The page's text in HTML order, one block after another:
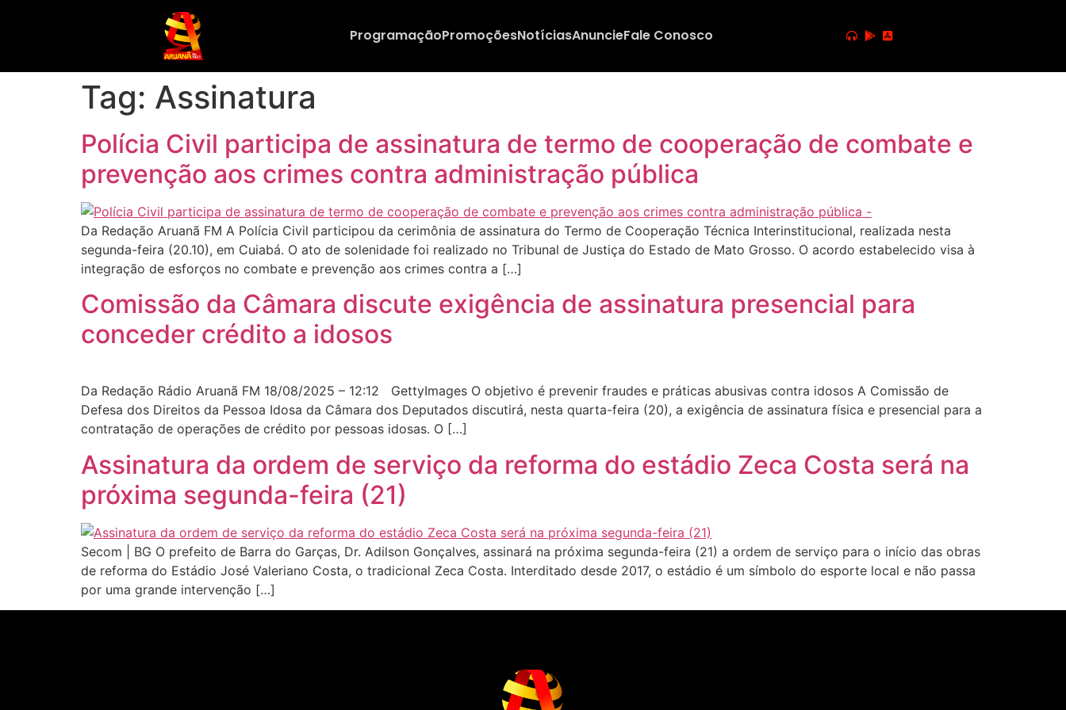
ProgramaçãoPromoçõesNotíciasAnuncieFale Conosco
Tag: Assinatura
Polícia Civil participa de assinatura de termo de cooperação de combate e
prevenção aos crimes contra administração pública
Da Redação Aruanã FM A Polícia Civil participou da cerimônia de assinatura do Termo de Cooperação Técnica Interinstitucional, realizada nesta
segunda-feira (20.10), em Cuiabá. O ato de solenidade foi realizado no Tribunal de Justiça do Estado de Mato Grosso. O acordo estabelecido visa à
integração de esforços no combate e prevenção aos crimes contra a […]
Comissão da Câmara discute exigência de assinatura presencial para
conceder crédito a idosos
Da Redação Rádio Aruanã FM 18/08/2025 – 12:12 GettyImages O objetivo é prevenir fraudes e práticas abusivas contra idosos A Comissão de
Defesa dos Direitos da Pessoa Idosa da Câmara dos Deputados discutirá, nesta quarta-feira (20), a exigência de assinatura física e presencial para a
contratação de operações de crédito por pessoas idosas. O […]
Assinatura da ordem de serviço da reforma do estádio Zeca Costa será na
próxima segunda-feira (21)
Secom | BG O prefeito de Barra do Garças, Dr. Adilson Gonçalves, assinará na próxima segunda-feira (21) a ordem de serviço para o início das obras
de reforma do Estádio José Valeriano Costa, o tradicional Zeca Costa. Interditado desde 2017, o estádio é um símbolo do esporte local e não passa
por uma grande intervenção […]